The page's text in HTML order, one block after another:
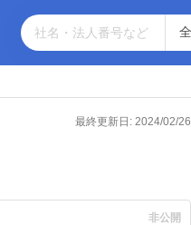
最終更新日: 2024/02/26
非公開